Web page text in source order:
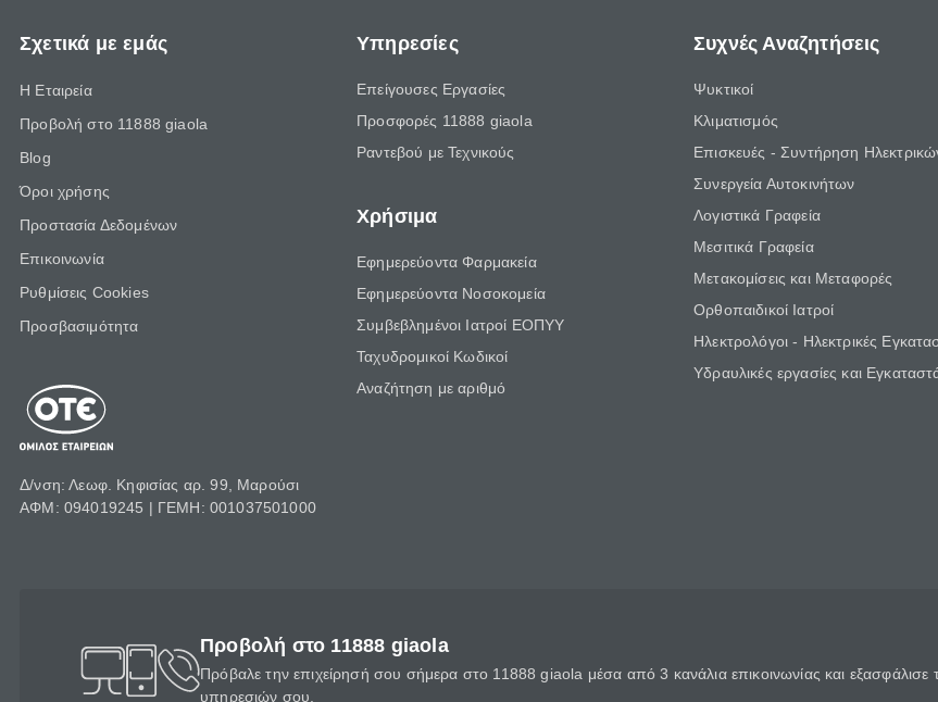
Σχετικά με εμάς
Η Εταιρεία
Προβολή στο 11888 giaola
Blog
Όροι χρήσης
Προστασία Δεδομένων
Επικοινωνία
Ρυθμίσεις Cookies
Προσβασιμότητα
Δ/νση: Λεωφ. Κηφισίας αρ. 99, Μαρούσι
ΑΦΜ: 094019245 | ΓΕΜΗ: 001037501000
Υπηρεσίες
Επείγουσες Εργασίες
Προσφορές 11888 giaola
Ραντεβού με Τεχνικούς
Χρήσιμα
Εφημερεύοντα Φαρμακεία
Εφημερεύοντα Νοσοκομεία
Συμβεβλημένοι Ιατροί ΕΟΠΥΥ
Ταχυδρομικοί Κωδικοί
Αναζήτηση με αριθμό
Συχνές Αναζητήσεις
Ψυκτικοί
Κλιματισμός
Επισκευές - Συντήρηση
Συνεργεία Αυτοκινήτων
Λογιστικά Γραφεία
Μεσιτικά Γραφεία
Μετακομίσεις και Μεταφορές
Ορθοπαιδικοί Ιατροί
Ηλεκτρολόγοι - Ηλεκτρικές
Υδραυλικές εργασίες και
Προβολή στο 11888 giaola
Πρόβαλε την επιχείρησή σου σήμερα στο 11888 giaola μέσα από 3 κανάλια επικοινωνίας και
υπηρεσιών σου.